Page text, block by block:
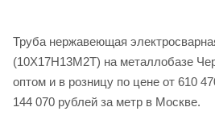
Труба нержавеющая
(10Х17Н13М2Т) на металлобазе
оптом и в розницу по цене от 610 470
144 070 рублей за метр в Москве.